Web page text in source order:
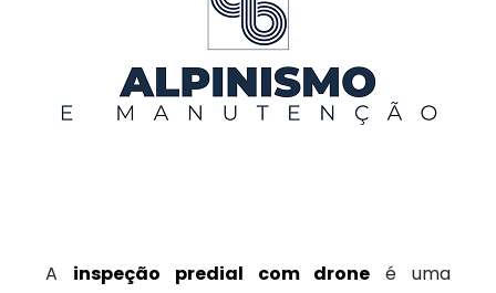
A inspeção predial com drone é uma